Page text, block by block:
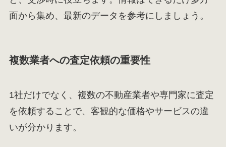
面から集め、最新のデータを参考にしましょう。
複数業者への査定依頼の重要性
1社だけでなく、複数の不動産業者や専門家に査定
を依頼することで、客観的な価格やサービスの違
いが分かります。